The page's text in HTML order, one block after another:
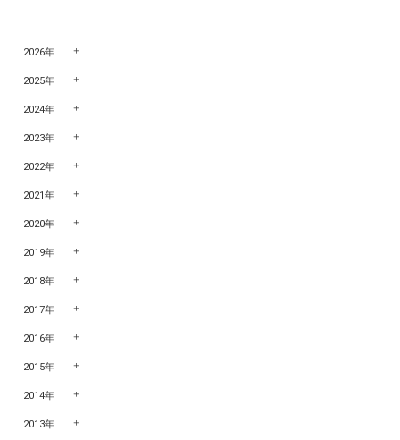
2026年
2025年
2024年
2023年
2022年
2021年
2020年
2019年
2018年
2017年
2016年
2015年
2014年
2013年